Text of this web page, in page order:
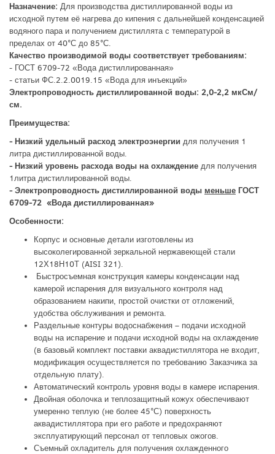
Назначение: Для производства дистиллированной воды из
исходной путем её нагрева до кипения с дальнейшей конденсацией
водяного пара и получением дистиллята с температурой в
пределах от 40°С до 85°С.
Качество производимой воды соответствует требованиям:
- ГОСТ 6709-72 «Вода дистиллированная»
- статьи ФС.2.2.0019.15 «Вода для инъекций»
Электропроводность дистиллированной воды: 2,0-2,2 мкСм/
см.
Преимущества:
- Низкий удельный расход электроэнергии для получения 1
литра дистиллированной воды.
- Низкий уровень расхода воды на охлаждение для получения
1литра дистиллированной воды.
- Электропроводность дистиллированной воды меньше ГОСТ
6709-72 «Вода дистиллированная»
Особенности:
Корпус и основные детали изготовлены из
высоколегированной зеркальной нержавеющей стали
12Х18Н10Т (AISI 321).
Быстросъемная конструкция камеры конденсации над
камерой испарения для визуального контроля над
образованием накипи, простой очистки от отложений,
удобства обслуживания и ремонта.
Раздельные контуры водоснабжения – подачи исходной
воды на испарение и подачи исходной воды на охлаждение
(в базовый комплект поставки аквадистиллятора не входит,
модификация осуществляется по требованию Заказчика за
отдельную плату).
Автоматический контроль уровня воды в камере испарения.
Двойная оболочка и теплозащитный кожух обеспечивают
умеренно теплую (не более 45°С) поверхность
аквадистиллятора при его работе и предохраняют
эксплуатирующий персонал от тепловых ожогов.
Съемный охладитель для получения охлажденного